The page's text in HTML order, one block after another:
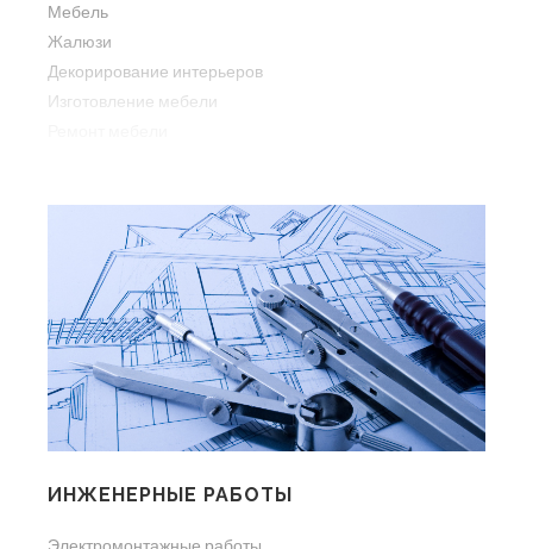
Мебель
Жалюзи
Декорирование интерьеров
Изготовление мебели
ИНЖЕНЕРНЫЕ РАБОТЫ